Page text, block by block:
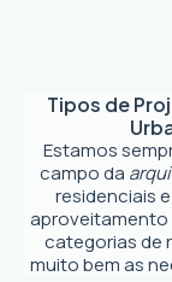
Tipos de
Estamos
campo da
residenciais
aproveitamento
categorias de
muito bem as